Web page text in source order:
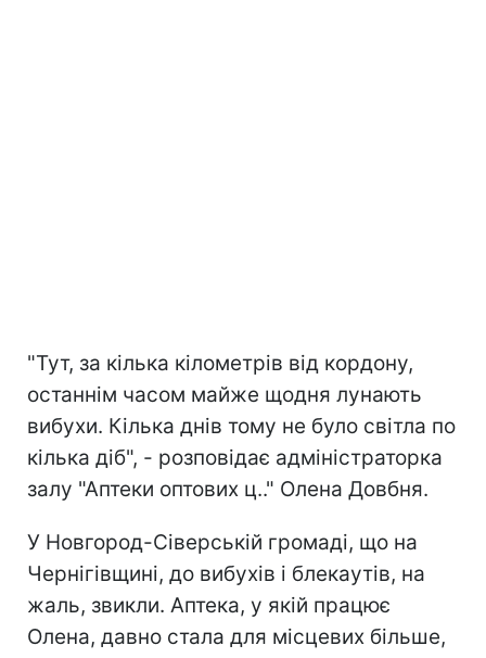
"Тут, за кілька кілометрів від кордону,
останнім часом майже щодня лунають
вибухи. Кілька днів тому не було світла по
кілька діб", - розповідає адміністраторка
залу "Аптеки оптових ц.." Олена Довбня.
У Новгород-Сіверській громаді, що на
Чернігівщині, до вибухів і блекаутів, на
жаль, звикли. Аптека, у якій працює
Олена, давно стала для місцевих більше,